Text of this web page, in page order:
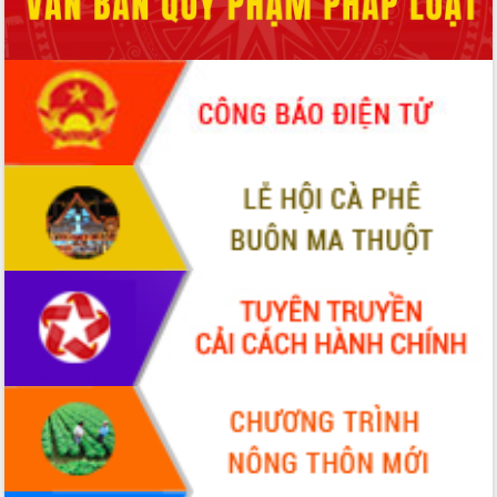
món ăn từ sầu riêng
Đắk Lắk công bố Quy hoạch và xúc
tiến đầu tư tỉnh
Ngành cá ngừ Đắk Lắk chủ động thích
ứng để giữ vững thị trường xuất khẩu
Diễn đàn Kinh tế tư nhân Việt Nam đột
phá cơ chế - Hợp tác công tư
Đề án 06 tạo bước ngoặt đột phá trong
cải cách hành chính tỉnh Đắk Lắk
Kết nối tour, đẩy mạnh chuyển đổi số
để phát triển du lịch Đắk Lắk
Khởi động Dự án Đầu tư xây dựng hạ
tầng kỹ thuật Cụm công nghiệp Tân
Tiến
Gặp mặt các cơ quan báo chí nhân Kỷ
niệm 101 năm Ngày Báo chí Cách
mạng Việt Nam
Đắk Lắk sơ kết 4 năm triển khai thực
hiện Đề án 06 của Chính phủ
Họp báo thông tin về Hội nghị Công bố